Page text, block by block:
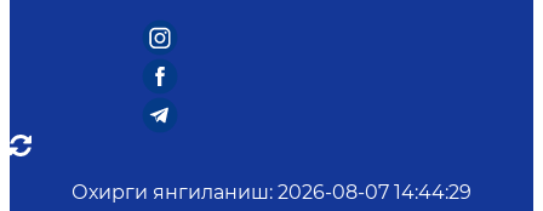
Охирги янгиланиш: 2026-08-07 14:44:29